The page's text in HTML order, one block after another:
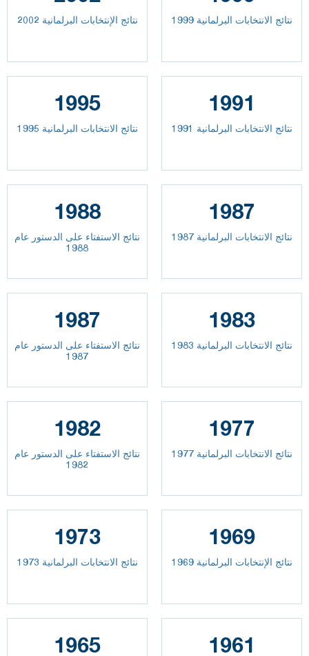
نتائج الإنتخابات البرلمانية 2002 نتائج الانتخابات البرلمانية 1999
1995
نتائج الانتخابات البرلمانية 1995
1991
نتائج الانتخابات البرلمانية 1991
1988
نتائج الاستفتاء على الدستور عام
1988
1987
نتائج الانتخابات البرلمانية 1987
1987
نتائج الاستفتاء على الدستور عام
1987
1983
نتائج الانتخابات البرلمانية 1983
1982
نتائج الاستفتاء على الدستور عام
1982
1977
نتائج الانتخابات البرلمانية 1977
1973
نتائج الانتخابات البرلمانية 1973
1969
نتائج الإنتخابات البرلمانية 1969
1965 1961